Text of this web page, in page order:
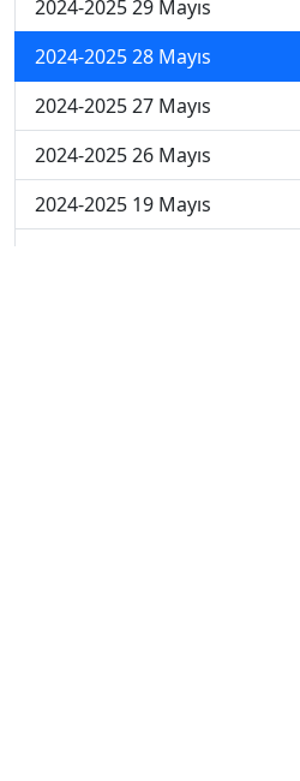
2024-2025 29 Mayıs
2024-2025 28 Mayıs
2024-2025 27 Mayıs
2024-2025 26 Mayıs
2024-2025 19 Mayıs